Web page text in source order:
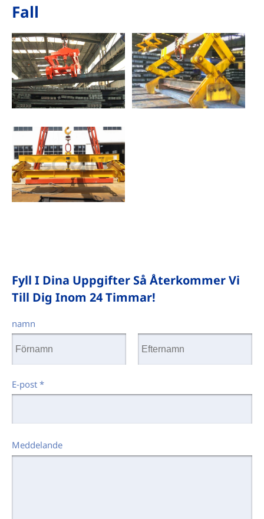
Fall
Fyll I Dina Uppgifter Så Återkommer Vi
Till Dig Inom 24 Timmar!
namn
E-post *
Meddelande